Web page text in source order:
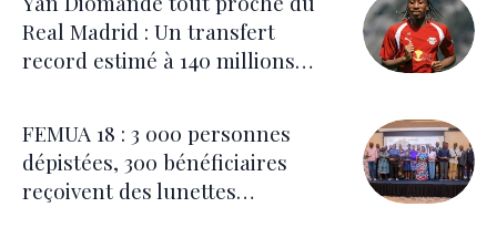
Real Madrid : Un transfert
record estimé à 140 millions
FEMUA 18 : 3 000 personnes
dépistées, 300 bénéficiaires
reçoivent des lunettes